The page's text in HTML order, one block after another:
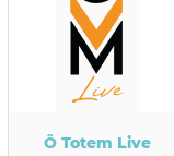
Ô Totem Live